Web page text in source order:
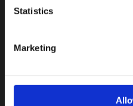
Statistics
Marketing
Fallen Sie